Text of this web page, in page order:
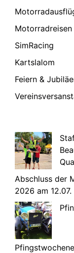
Motorradreisen
SimRacing
Kartslalom
Feiern &
Abschluss der
2026 am